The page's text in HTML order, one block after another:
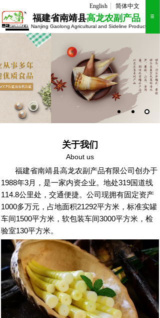
English 简体中文
福建省南靖县高龙农副产品
Nanjing Gaolong Agricultural and Sideline Products
THE NEW FASHION MEN
关于我们
About us
福建省南靖县高龙农副产品有限公司创办于
1988年3月，是一家内资企业。地处319国道线
114.8公里处，交通便捷。公司现拥有固定资产
1000多万元，占地面积21292平方米，标准实罐
车间1500平方米，软包装车间3000平方米，检
验室130平方米。